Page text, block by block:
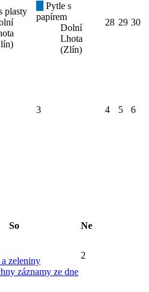
plasty
Pytle s
papírem
Dolní
Lhota
(Zlín)
28 29 30
3 4 5 6
So Ne
zeleniny
záznamy ze dne
2